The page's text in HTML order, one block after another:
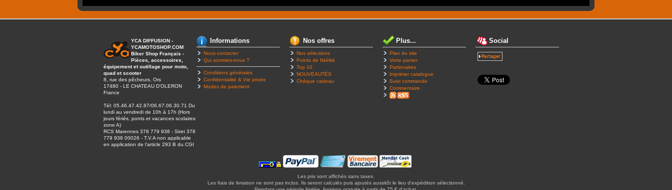
YCA DIFFUSION -
YCAMOTOSHOP.COM
Biker Shop Français -
Pièces, accessoires,
équipement et outillage pour moto,
quad et scooter
8, rue des pêcheurs, Ors
17480 - LE CHATEAU D’OLERON
France
Tél: 05.46.47.42.87/06.67.06.30.71 Du
lundi au vendredi de 10h à 17h (Hors
jours fériés, ponts et vacances scolaires
zone A)
RCS Marennes 378 779 938 - Siret 378
779 938 00026 - T.V.A non applicable
en application de l’article 293 B du CGI
Informations
Nous contacter
Qui sommes-nous ?
Conditions générales
Confidentialité & Vie privée
Modes de paiement
Nos offres
Nos sélections
Points de fidélité
Top 10
NOUVEAUTÉS
Chèque cadeau
Plus...
Plan du site
Votre panier
Partenaires
Imprimer catalogue
Suivi commande
Commentaire
Social
Les prix sont affichés sans taxes.
Les frais de livraison ne sont pas inclus. Ils seront calculés puis ajoutés aussitôt le lieu d'expédition sélectionné.